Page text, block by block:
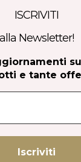
ISCRIVITI
alla Newsletter!
e tante
Tripadvisor
CONTATTACI